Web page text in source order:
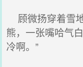
顾微扬穿着雪
熊，一张嘴哈气
冷啊。”